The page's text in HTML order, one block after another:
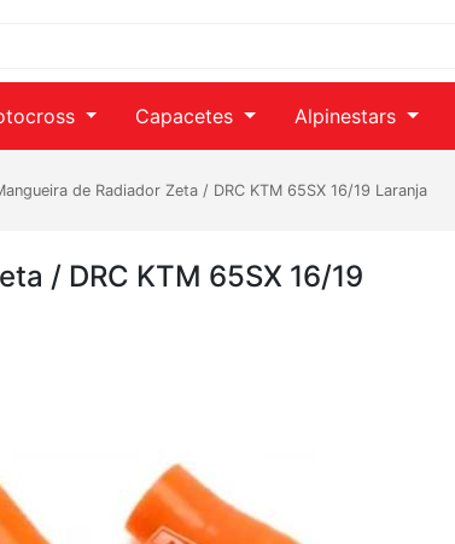
Capacetes Alpinestars
de Radiador Zeta / DRC KTM 65SX 16/19 Laranja
/ DRC KTM 65SX 16/19